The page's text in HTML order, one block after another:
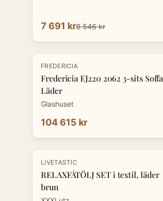
7 691 kr8 546 kr
FREDERICIA
Fredericia EJ220 2062 3-sits Soffa
Läder
Glashuset
104 615 kr
LIVETASTIC
RELAXFÅTÖLJ SET i textil, läder
brun